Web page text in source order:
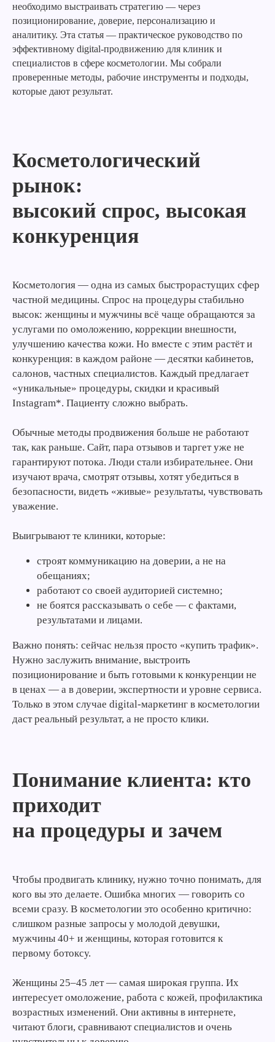
необходимо выстраивать стратегию — через
позиционирование, доверие, персонализацию и
аналитику. Эта статья — практическое руководство по
эффективному digital-продвижению для клиник и
специалистов в сфере косметологии. Мы собрали
проверенные методы, рабочие инструменты и подходы,
которые дают результат.
Косметологический
рынок:
высокий спрос, высокая
конкуренция
Косметология — одна из самых быстрорастущих сфер
частной медицины. Спрос на процедуры стабильно
высок: женщины и мужчины всё чаще обращаются за
услугами по омоложению, коррекции внешности,
улучшению качества кожи. Но вместе с этим растёт и
конкуренция: в каждом районе — десятки кабинетов,
салонов, частных специалистов. Каждый предлагает
«уникальные» процедуры, скидки и красивый
Instagram*. Пациенту сложно выбрать.
Обычные методы продвижения больше не работают
так, как раньше. Сайт, пара отзывов и таргет уже не
гарантируют потока. Люди стали избирательнее. Они
изучают врача, смотрят отзывы, хотят убедиться в
безопасности, видеть «живые» результаты, чувствовать
уважение.
Выигрывают те клиники, которые:
строят коммуникацию на доверии, а не на
обещаниях;
работают со своей аудиторией системно;
не боятся рассказывать о себе — с фактами,
результатами и лицами.
Важно понять: сейчас нельзя просто «купить трафик».
Нужно заслужить внимание, выстроить
позиционирование и быть готовыми к конкуренции не
в ценах — а в доверии, экспертности и уровне сервиса.
Только в этом случае digital-маркетинг в косметологии
даст реальный результат, а не просто клики.
Понимание клиента: кто
приходит
на процедуры и зачем
Чтобы продвигать клинику, нужно точно понимать, для
кого вы это делаете. Ошибка многих — говорить со
всеми сразу. В косметологии это особенно критично:
слишком разные запросы у молодой девушки,
мужчины 40+ и женщины, которая готовится к
первому ботоксу.
Женщины 25–45 лет — самая широкая группа. Их
интересует омоложение, работа с кожей, профилактика
возрастных изменений. Они активны в интернете,
читают блоги, сравнивают специалистов и очень